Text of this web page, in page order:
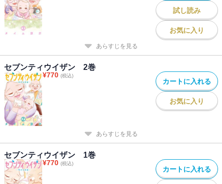
試し読み
お気に入り
あらすじを見る
セブンティウイザン 2巻
¥770 (税込)
カートに入れる
お気に入り
あらすじを見る
セブンティウイザン 1巻
¥770 (税込)
カートに入れる